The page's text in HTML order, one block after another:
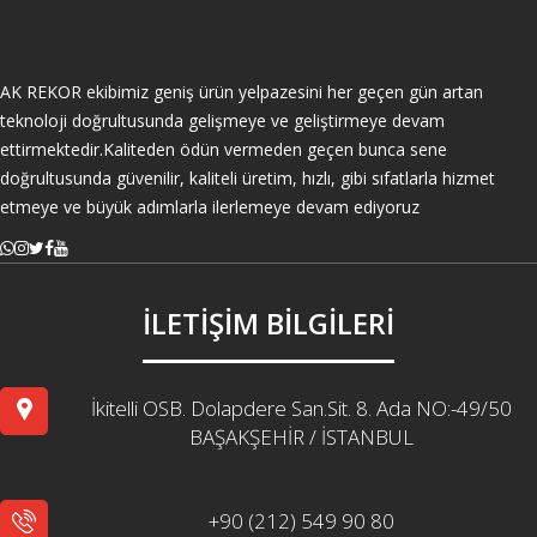
AK REKOR ekibimiz geniş ürün yelpazesini her geçen gün artan
teknoloji doğrultusunda gelişmeye ve geliştirmeye devam
ettirmektedir.Kaliteden ödün vermeden geçen bunca sene
doğrultusunda güvenilir, kaliteli üretim, hızlı, gibi sıfatlarla hizmet
etmeye ve büyük adımlarla ilerlemeye devam ediyoruz
İLETİŞİM BİLGİLERİ
İkitelli OSB. Dolapdere San.Sit. 8. Ada NO:-49/50
BAŞAKŞEHİR / İSTANBUL
+90 (212) 549 90 80